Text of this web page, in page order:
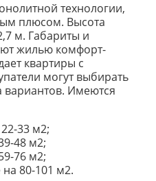
технологии,
плюсом. Высота
м. Габариты и
жилью комфорт-
квартиры с
могут выбирать
вариантов. Имеются
33 м2;
48 м2;
76 м2;
80-101 м2.